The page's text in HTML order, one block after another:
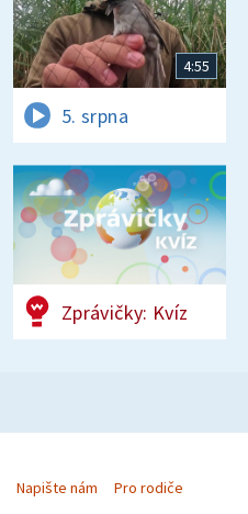
4:55
5. srpna
Zprávičky: Kvíz
Napište nám Pro rodiče